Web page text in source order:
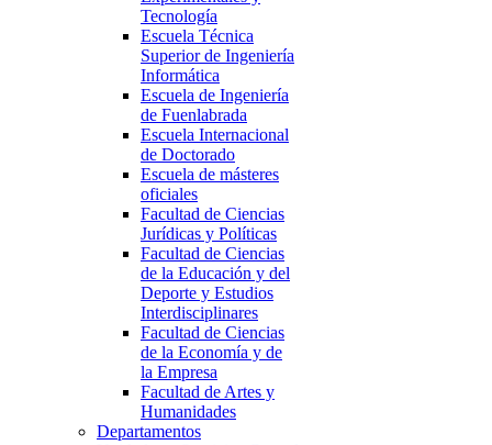
Tecnología
Escuela Técnica
Superior de Ingeniería
Informática
Escuela de Ingeniería
de Fuenlabrada
Escuela Internacional
de Doctorado
Escuela de másteres
oficiales
Facultad de Ciencias
Jurídicas y Políticas
Facultad de Ciencias
de la Educación y del
Deporte y Estudios
Interdisciplinares
Facultad de Ciencias
de la Economía y de
la Empresa
Facultad de Artes y
Humanidades
Departamentos